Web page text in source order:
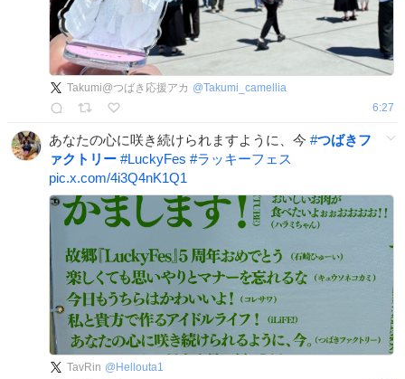
Takumi@つばき応援アカ @Takumi_camellia
6:27
あなたの心に咲き続けられますように、今 #つばきフ
ァクトリー #LuckyFes #ラッキーフェス
pic.x.com/4i3Q4nK1Q1
TavRin @ Hellouta1